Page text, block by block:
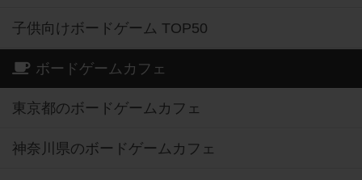
子供向けボードゲーム TOP50
ボードゲームカフェ
東京都のボードゲームカフェ
神奈川県のボードゲームカフェ